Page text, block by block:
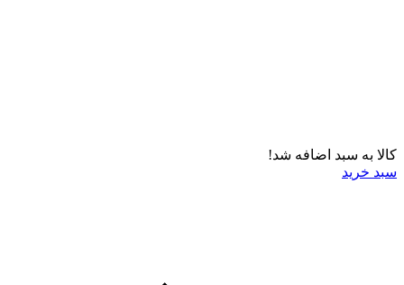
کالا به سبد اضافه شد!
سبد خرید